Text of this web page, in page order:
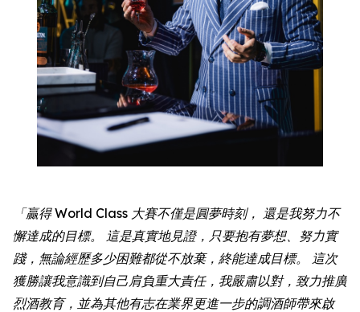
「贏得 World Class 大賽不僅是圓夢時刻， 還是我努力不
懈達成的目標。 這是真實地見證，只要抱有夢想、努力實
踐，無論經歷多少困難都從不放棄，終能達成目標。 這次
獲勝讓我意識到自己肩負重大責任，我嚴肅以對，致力推廣
烈酒教育，並為其他有志在業界更進一步的調酒師帶來啟